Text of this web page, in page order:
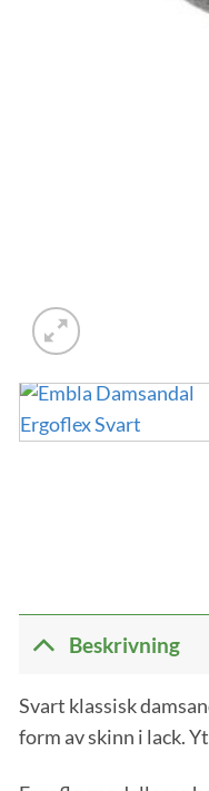
Beskrivning
Svart klassisk
form av skinn i lack.